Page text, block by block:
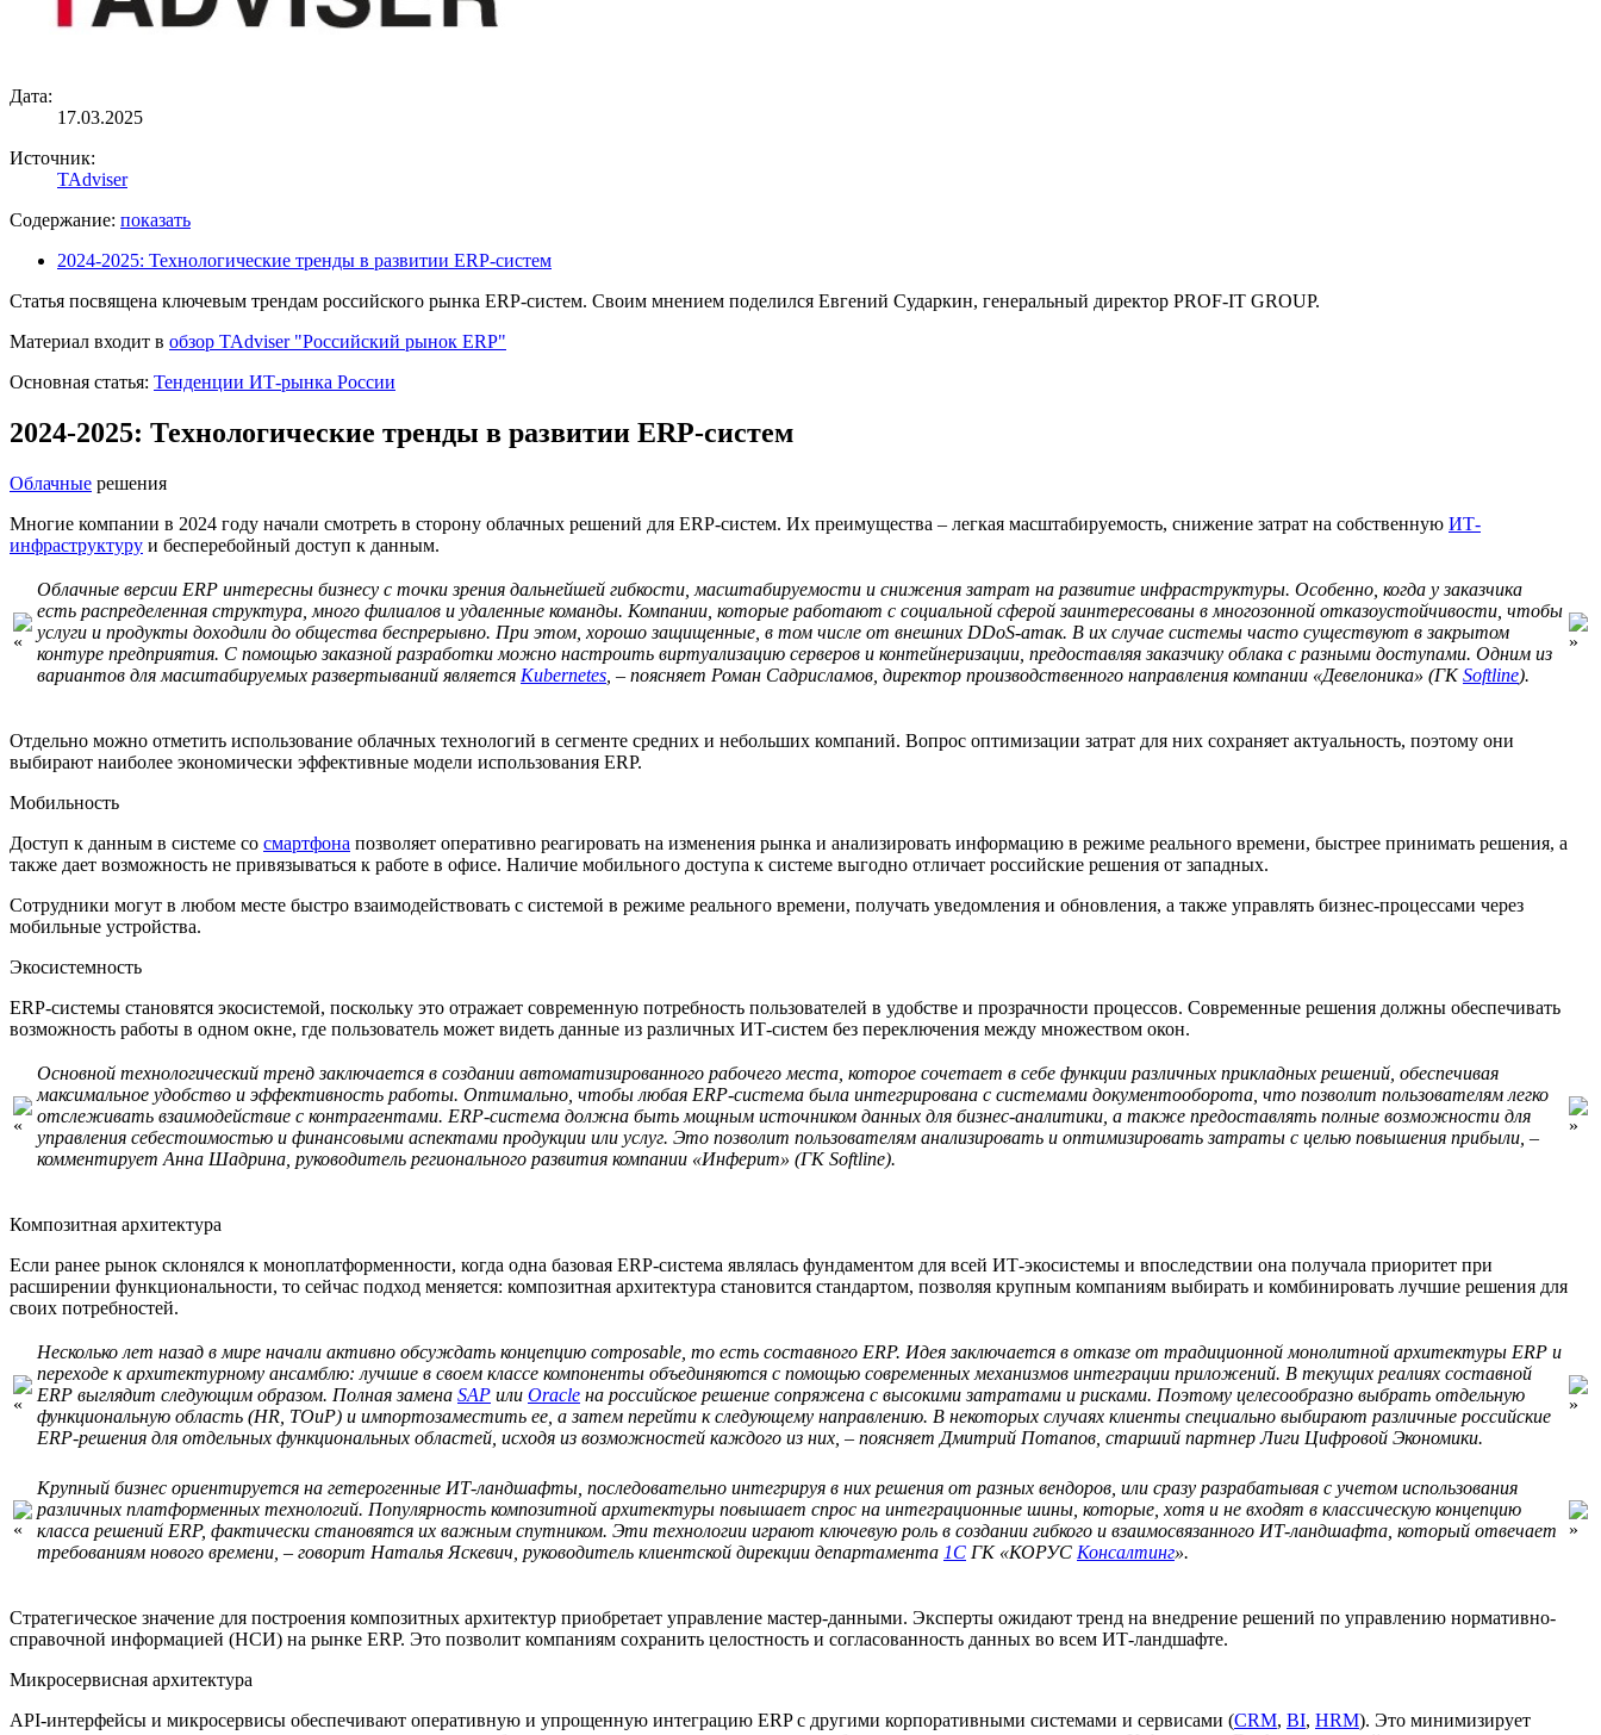
Дата:
17.03.2025
Источник:
TAdviser
Содержание: показать
2024-2025: Технологические тренды в развитии ERP-систем
Статья посвящена ключевым трендам российского рынка ERP-систем. Своим мнением поделился Евгений Сударкин, генеральный директор PROF-IT GROUP.
Материал входит в обзор TAdviser "Российский рынок ERP"
Основная статья: Тенденции ИТ-рынка России
2024-2025: Технологические тренды в развитии ERP-систем
Облачные решения
Многие компании в 2024 году начали смотреть в сторону облачных решений для ERP-систем. Их преимущества – легкая масштабируемость, снижение затрат на собственную ИТ-
инфраструктуру и бесперебойный доступ к данным.
Облачные версии ERP интересны бизнесу с точки зрения дальнейшей гибкости, масштабируемости и снижения затрат на развитие инфраструктуры. Особенно, когда у заказчика
есть распределенная структура, много филиалов и удаленные команды. Компании, которые работают с социальной сферой заинтересованы в многозонной отказоустойчивости, чтобы
услуги и продукты доходили до общества беспрерывно. При этом, хорошо защищенные, в том числе от внешних DDoS-атак. В их случае системы часто существуют в закрытом
контуре предприятия. С помощью заказной разработки можно настроить виртуализацию серверов и контейнеризации, предоставляя заказчику облака с разными доступами. Одним из
вариантов для масштабируемых развертываний является Kubernetes , – поясняет Роман Садрисламов, директор производственного направления компании «Девелоника» (ГКSoftline).
Отдельно можно отметить использование облачных технологий в сегменте средних и небольших компаний. Вопрос оптимизации затрат для них сохраняет актуальность, поэтому они
выбирают наиболее экономически эффективные модели использования ERP.
Мобильность
Доступ к данным в системе со смартфона позволяет оперативно реагировать на изменения рынка и анализировать информацию в режиме реального времени, быстрее принимать решения, а
также дает возможность не привязываться к работе в офисе. Наличие мобильного доступа к системе выгодно отличает российские решения от западных.
Сотрудники могут в любом месте быстро взаимодействовать с системой в режиме реального времени, получать уведомления и обновления, а также управлять бизнес-процессами через
мобильные устройства.
Экосистемность
ERP-системы становятся экосистемой, поскольку это отражает современную потребность пользователей в удобстве и прозрачности процессов. Современные решения должны обеспечивать
возможность работы в одном окне, где пользователь может видеть данные из различных ИТ-систем без переключения между множеством окон.
Основной технологический тренд заключается в создании автоматизированного рабочего места, которое сочетает в себе функции различных прикладных решений, обеспечивая
максимальное удобство и эффективность работы. Оптимально, чтобы любая ERP-система была интегрирована с системами документооборота, что позволит пользователям легко
отслеживать взаимодействие с контрагентами. ERP-система должна быть мощным источником данных для бизнес-аналитики, а также предоставлять полные возможности для
управления себестоимостью и финансовыми аспектами продукции или услуг. Это позволит пользователям анализировать и оптимизировать затраты с целью повышения прибыли, –
комментирует Анна Шадрина, руководитель регионального развития компании «Инферит» (ГК Softline).
Композитная архитектура
Если ранее рынок склонялся к моноплатформенности, когда одна базовая ERP-система являлась фундаментом для всей ИТ-экосистемы и впоследствии она получала приоритет при
расширении функциональности, то сейчас подход меняется: композитная архитектура становится стандартом, позволяя крупным компаниям выбирать и комбинировать лучшие решения для
своих потребностей.
Несколько лет назад в мире начали активно обсуждать концепцию composable, то есть составного ERP. Идея заключается в отказе от традиционной монолитной архитектуры ERP и
переходе к архитектурному ансамблю: лучшие в своем классе компоненты объединяются с помощью современных механизмов интеграции приложений. В текущих реалиях составной
ERP выглядит следующим образом. Полная замена SAP или Oracle на российское решение сопряжена с высокими затратами и рисками. Поэтому целесообразно выбрать отдельную
функциональную область (HR, ТОиР) и импортозаместить ее, а затем перейти к следующему направлению. В некоторых случаях клиенты специально выбирают различные российские
ERP-решения для отдельных функциональных областей, исходя из возможностей каждого из них, – поясняет Дмитрий Потапов, старший партнер Лиги Цифровой Экономики.
Крупный бизнес ориентируется на гетерогенные ИТ-ландшафты, последовательно интегрируя в них решения от разных вендоров, или сразу разрабатывая с учетом использования
различных платформенных технологий. Популярность композитной архитектуры повышает спрос на интеграционные шины, которые, хотя и не входят в классическую концепцию
класса решений ERP, фактически становятся их важным спутником. Эти технологии играют ключевую роль в создании гибкого и взаимосвязанного ИТ-ландшафта, который отвечает
требованиям нового времени, – говорит Наталья Яскевич, руководитель клиентской дирекции департамента 1С ГК «КОРУС Консалтинг».
Стратегическое значение для построения композитных архитектур приобретает управление мастер-данными. Эксперты ожидают тренд на внедрение решений по управлению нормативно-
справочной информацией (НСИ) на рынке ERP. Это позволит компаниям сохранить целостность и согласованность данных во всем ИТ-ландшафте.
Микросервисная архитектура
API-интерфейсы и микросервисы обеспечивают оперативную и упрощенную интеграцию ERP с другими корпоративными системами и сервисами (CRM, BI, HRM). Это минимизирует